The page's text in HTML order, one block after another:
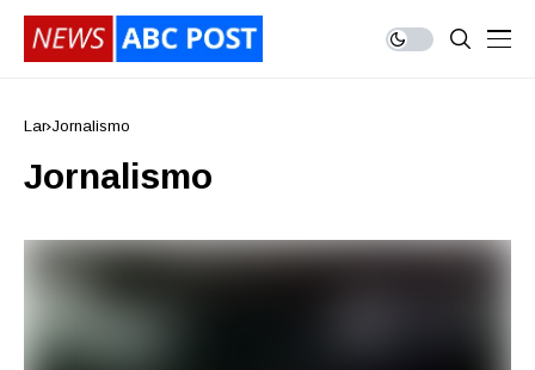
Lar Jornalismo
Jornalismo